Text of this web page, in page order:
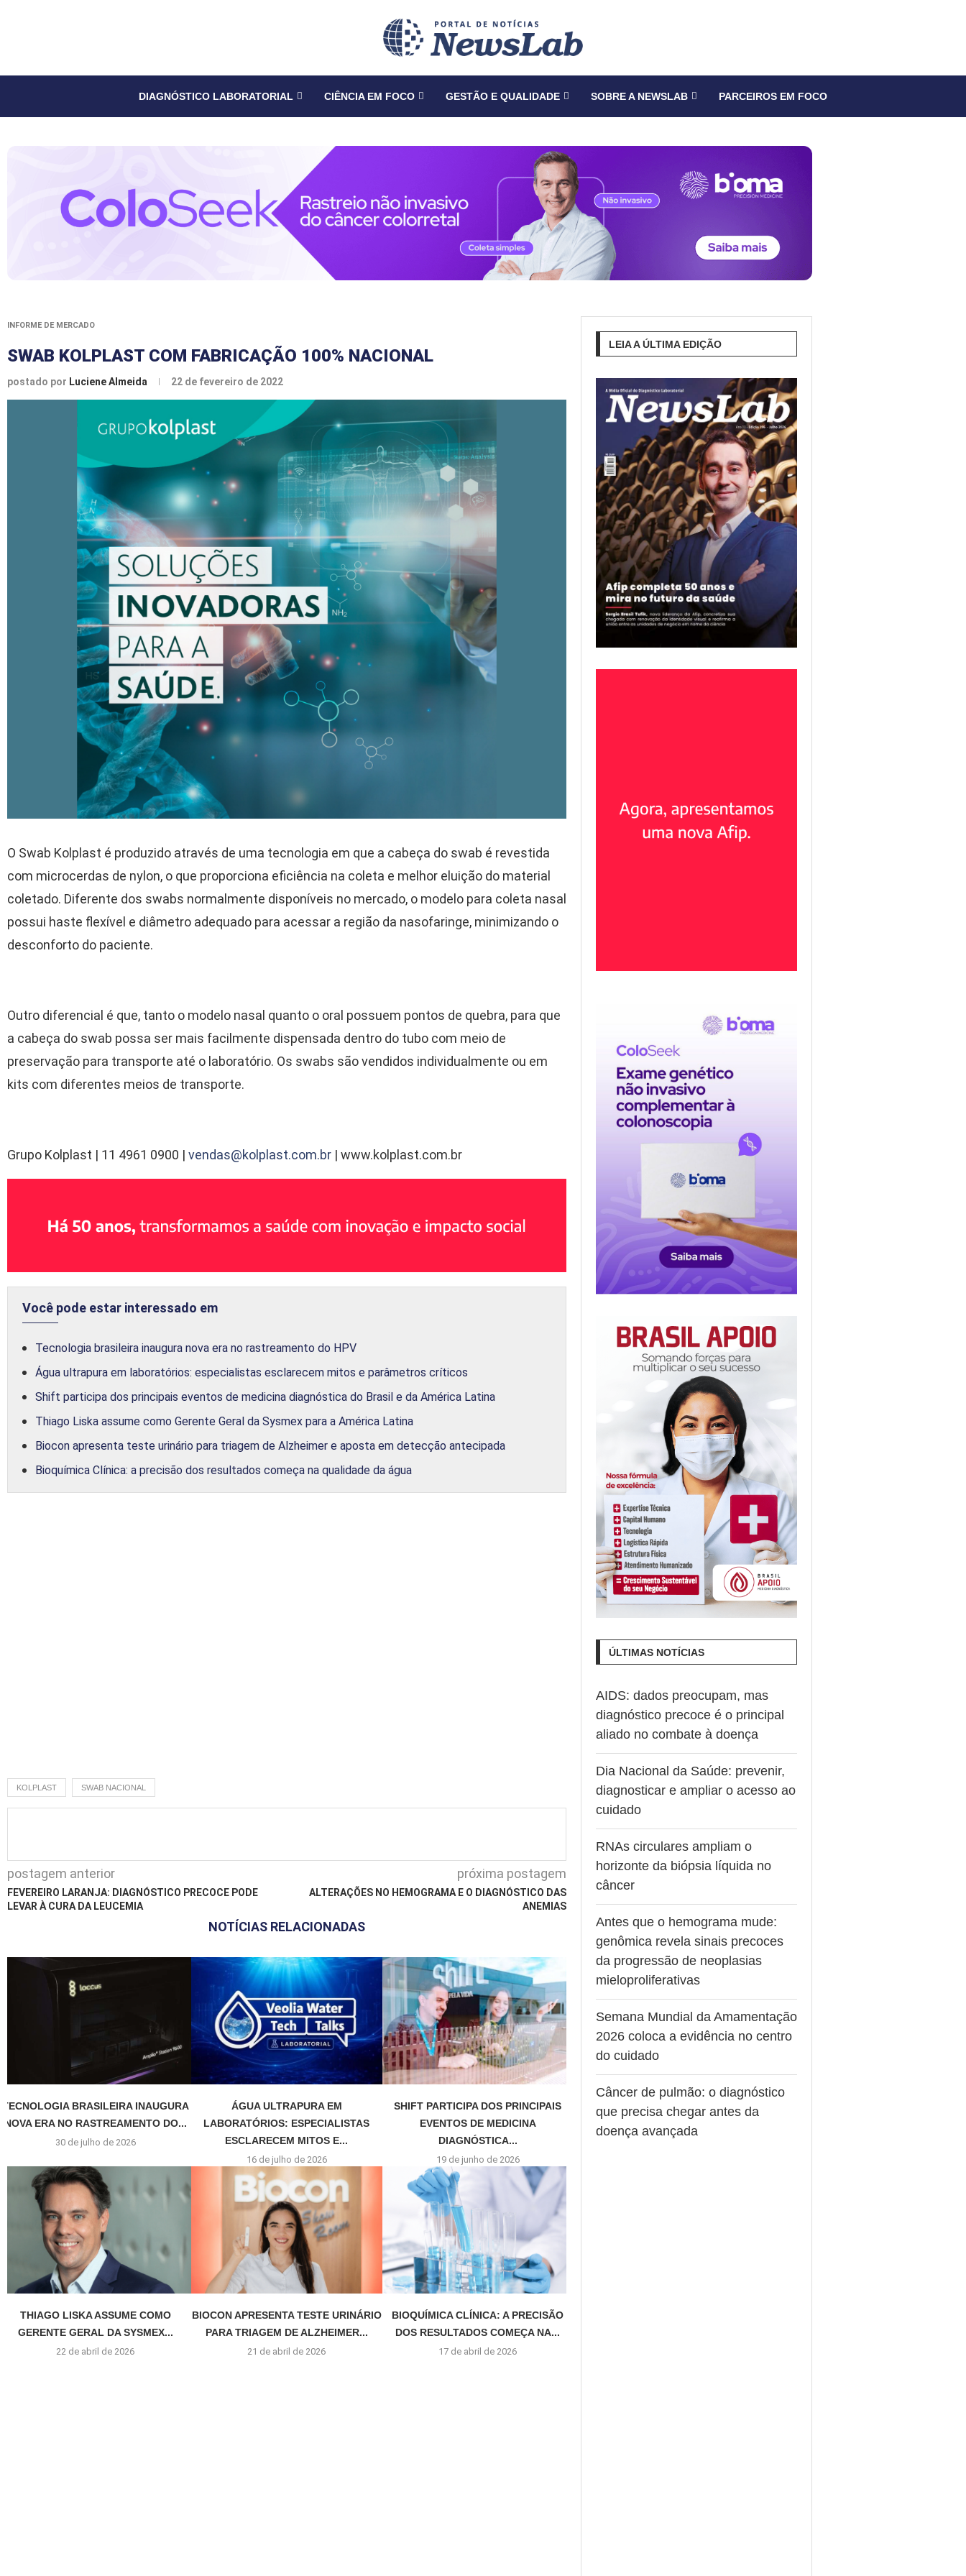
DIAGNÓSTICO LABORATORIAL CIÊNCIA EM FOCO GESTÃO E QUALIDADE SOBRE A NEWSLAB PARCEIROS EM FOCO
INFORME DE MERCADO
SWAB KOLPLAST COM FABRICAÇÃO 100% NACIONAL
postado por Luciene Almeida 22 de fevereiro de 2022
O Swab Kolplast é produzido através de uma tecnologia em que a cabeça do swab é revestida
com microcerdas de nylon, o que proporciona eficiência na coleta e melhor eluição do material
coletado. Diferente dos swabs normalmente disponíveis no mercado, o modelo para coleta nasal
possui haste flexível e diâmetro adequado para acessar a região da nasofaringe, minimizando o
desconforto do paciente.
Outro diferencial é que, tanto o modelo nasal quanto o oral possuem pontos de quebra, para que
a cabeça do swab possa ser mais facilmente dispensada dentro do tubo com meio de
preservação para transporte até o laboratório. Os swabs são vendidos individualmente ou em
kits com diferentes meios de transporte.
Grupo Kolplast | 11 4961 0900 | vendas@kolplast.com.br | www.kolplast.com.br
Você pode estar interessado em
Tecnologia brasileira inaugura nova era no rastreamento do HPV
Água ultrapura em laboratórios: especialistas esclarecem mitos e parâmetros críticos
Shift participa dos principais eventos de medicina diagnóstica do Brasil e da América Latina
Thiago Liska assume como Gerente Geral da Sysmex para a América Latina
Biocon apresenta teste urinário para triagem de Alzheimer e aposta em detecção antecipada
Bioquímica Clínica: a precisão dos resultados começa na qualidade da água
KOLPLAST SWAB NACIONAL
postagem anterior
FEVEREIRO LARANJA: DIAGNÓSTICO PRECOCE PODE
LEVAR À CURA DA LEUCEMIA
próxima postagem
ALTERAÇÕES NO HEMOGRAMA E O DIAGNÓSTICO DAS
ANEMIAS
NOTÍCIAS RELACIONADAS
TECNOLOGIA BRASILEIRA INAUGURA
NOVA ERA NO RASTREAMENTO DO...
30 de julho de 2026
ÁGUA ULTRAPURA EM
LABORATÓRIOS: ESPECIALISTAS
ESCLARECEM MITOS E...
16 de julho de 2026
SHIFT PARTICIPA DOS PRINCIPAIS
EVENTOS DE MEDICINA
DIAGNÓSTICA...
19 de junho de 2026
THIAGO LISKA ASSUME COMO
GERENTE GERAL DA SYSMEX...
22 de abril de 2026
BIOCON APRESENTA TESTE URINÁRIO
PARA TRIAGEM DE ALZHEIMER...
21 de abril de 2026
BIOQUÍMICA CLÍNICA: A PRECISÃO
DOS RESULTADOS COMEÇA NA...
17 de abril de 2026
LEIA A ÚLTIMA EDIÇÃO
ÚLTIMAS NOTÍCIAS
AIDS: dados preocupam, mas
diagnóstico precoce é o principal
aliado no combate à doença
Dia Nacional da Saúde: prevenir,
diagnosticar e ampliar o acesso ao
cuidado
RNAs circulares ampliam o
horizonte da biópsia líquida no
câncer
Antes que o hemograma mude:
genômica revela sinais precoces
da progressão de neoplasias
mieloproliferativas
Semana Mundial da Amamentação
2026 coloca a evidência no centro
do cuidado
Câncer de pulmão: o diagnóstico
que precisa chegar antes da
doença avançada